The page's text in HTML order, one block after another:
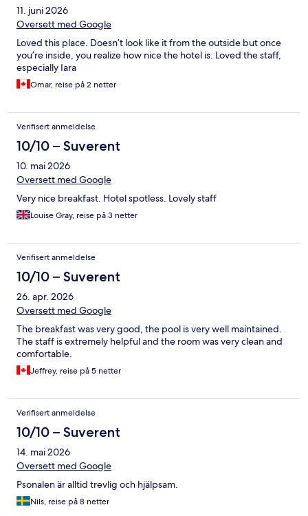
11. juni 2026
Oversett med Google
Loved this place. Doesn’t look like it from the outside but once
you’re inside, you realize how nice the hotel is. Loved the staff,
especially Iara
Omar, reise på 2 netter
Verifisert anmeldelse
10/10 – Suverent
10. mai 2026
Oversett med Google
Very nice breakfast. Hotel spotless. Lovely staff
Louise Gray, reise på 3 netter
Verifisert anmeldelse
10/10 – Suverent
26. apr. 2026
Oversett med Google
The breakfast was very good, the pool is very well maintained.
The staff is extremely helpful and the room was very clean and
comfortable.
Jeffrey, reise på 5 netter
Verifisert anmeldelse
10/10 – Suverent
14. mai 2026
Oversett med Google
Psonalen är alltid trevlig och hjälpsam.
Nils, reise på 8 netter